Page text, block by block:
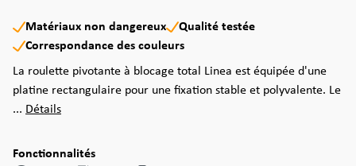
Matériaux non dangereux
Qualité testée
Correspondance des couleurs
La roulette pivotante à blocage total Linea est équipée d'une
platine rectangulaire pour une fixation stable et polyvalente. Le
... Détails
Fonctionnalités